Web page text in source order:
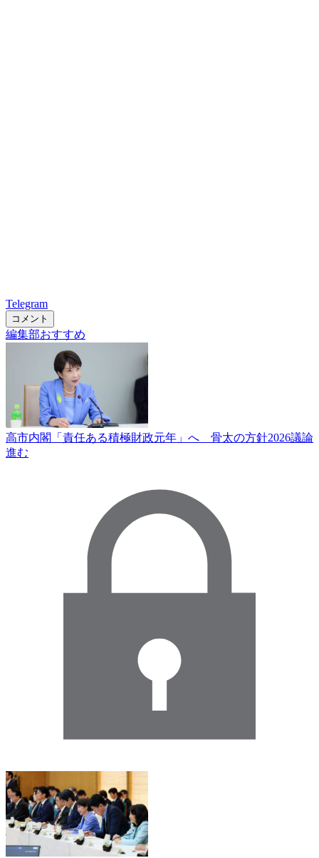
Telegram
コメント
編集部おすすめ
高市内閣「責任ある積極財政元年」へ 骨太の方針2026議論
進む